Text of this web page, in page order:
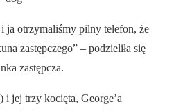
ja otrzymaliśmy pilny telefon, że
zastępczego” – podzieliła się
zastępcza.
jej trzy kocięta, George’a